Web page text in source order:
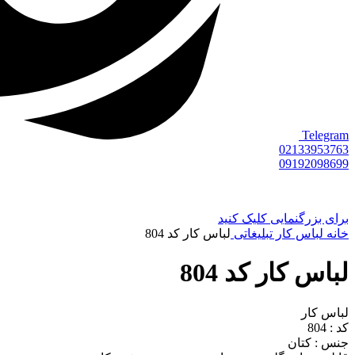
Telegram
02133953763
09192098699
برای بزرگنمایی کلیک کنید
خانه لباس کار تبلیغاتی لباس کار کد 804
لباس کار کد 804
لباس کار
کد : 804
جنس : کتان